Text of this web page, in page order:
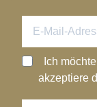
Ich
akzeptiere